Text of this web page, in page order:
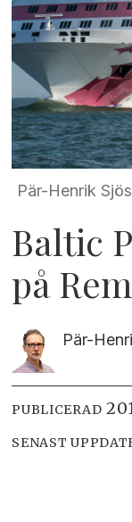
Pär-Henrik
Baltic
på
Pär-
PUBLICERAD
SENAST